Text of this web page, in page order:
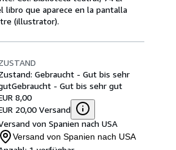
libro que aparece en la pantalla
(illustrator).
Gebraucht - Gut bis sehr
Gebraucht - Gut bis sehr gut
8,00
20,00 Versand
von Spanien nach USA
Versand von Spanien nach USA